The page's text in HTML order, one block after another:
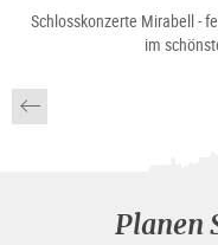
Schlosskonzerte Mirabell -
im
Planen